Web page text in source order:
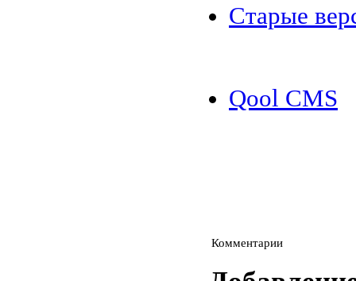
Старые
Qool CMS
Комментарии